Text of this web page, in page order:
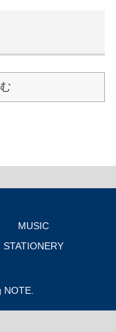
MUSIC
STATIONERY